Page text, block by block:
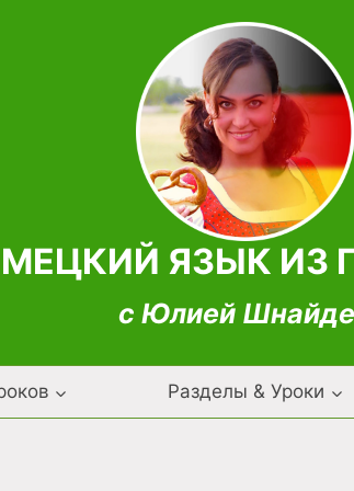
ЯЗЫК ИЗ
с Юлией
Разделы & Уроки